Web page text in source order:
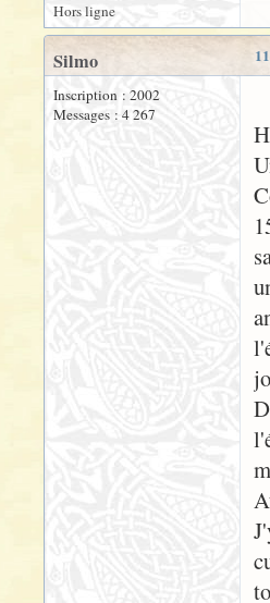
Hors ligne
Silmo
Inscription : 2002
Messages : 4 267